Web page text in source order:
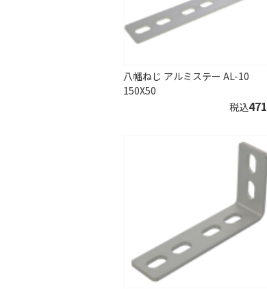
八幡ねじ アルミステー AL-10
150X50
税込471